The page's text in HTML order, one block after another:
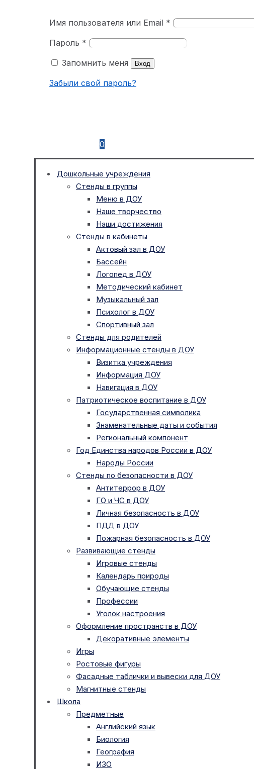
Имя пользователя или Email *
Пароль *
Запомнить меня
Вход
Забыли свой пароль?
0
Дошкольные учреждения
Стенды в группы
Меню в ДОУ
Наше творчество
Наши достижения
Стенды в кабинеты
Актовый зал в ДОУ
Бассейн
Логопед в ДОУ
Методический кабинет
Музыкальный зал
Психолог в ДОУ
Спортивный зал
Стенды для родителей
Информационные стенды в ДОУ
Визитка учреждения
Информация ДОУ
Навигация в ДОУ
Патриотическое воспитание в ДОУ
Государственная символика
Знаменательные даты и события
Региональный компонент
Год Единства народов России в ДОУ
Народы России
Стенды по безопасности в ДОУ
Антитеррор в ДОУ
ГО и ЧС в ДОУ
Личная безопасность в ДОУ
ПДД в ДОУ
Пожарная безопасность в ДОУ
Развивающие стенды
Игровые стенды
Календарь природы
Обучающие стенды
Профессии
Уголок настроения
Оформление пространств в ДОУ
Декоративные элементы
Игры
Ростовые фигуры
Фасадные таблички и вывески для ДОУ
Магнитные стенды
Школа
Предметные
Английский язык
Биология
География
ИЗО